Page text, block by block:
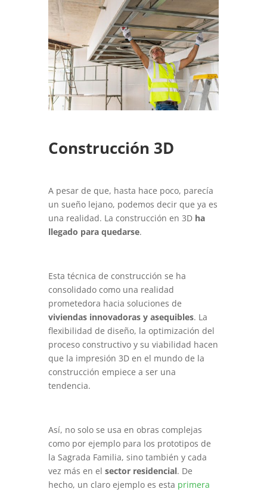
Construcción 3D
A pesar de que, hasta hace poco, parecía
un sueño lejano, podemos decir que ya es
una realidad. La construcción en 3D ha
llegado para quedarse.
Esta técnica de construcción se ha
consolidado como una realidad
prometedora hacia soluciones de
viviendas innovadoras y asequibles. La
flexibilidad de diseño, la optimización del
proceso constructivo y su viabilidad hacen
que la impresión 3D en el mundo de la
construcción empiece a ser una
tendencia.
Así, no solo se usa en obras complejas
como por ejemplo para los prototipos de
la Sagrada Familia, sino también y cada
vez más en el sector residencial. De
hecho, un claro ejemplo es esta primera